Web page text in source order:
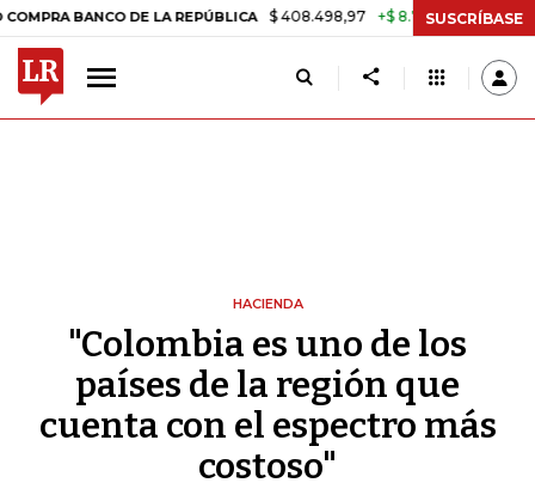
BANCO DE LA REPÚBLICA $ 408.498,97 +$ 8.753,81 +2,19%
SUSCRÍBASE
HACIENDA
"Colombia es uno de los
países de la región que
cuenta con el espectro más
costoso"